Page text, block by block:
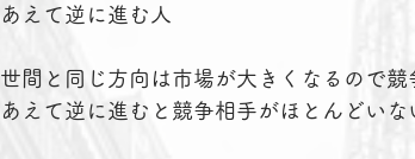
あえて逆に進む人
世間と同じ方向は市場が大きくなるので
あえて逆に進むと競争相手がほとんどいな